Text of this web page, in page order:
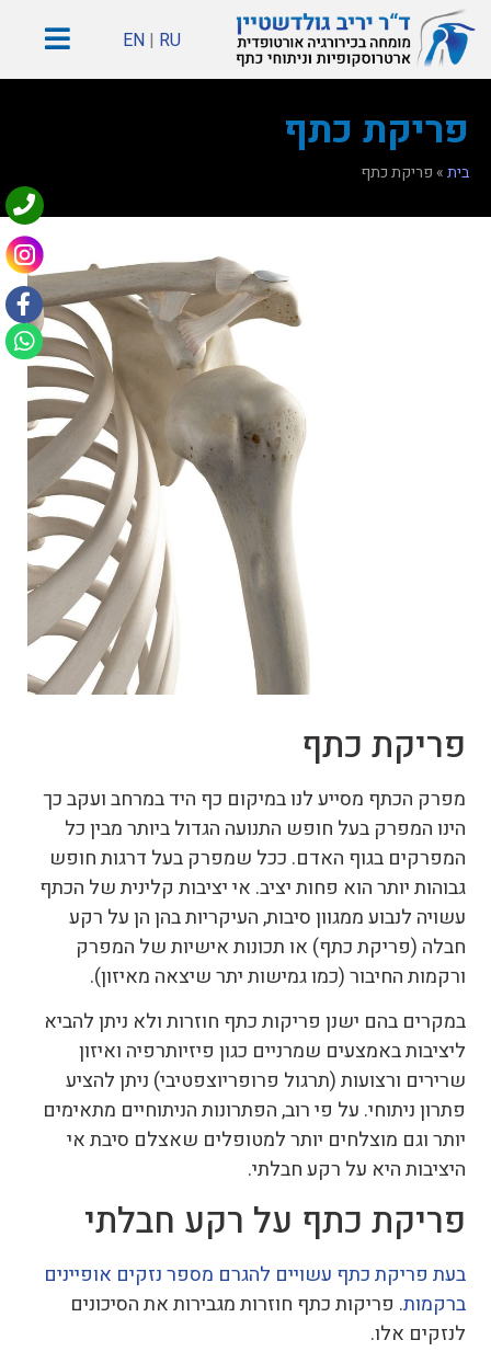
EN| RU
פריקת כתף
בית» פריקת כתף
פריקת כתף
מפרק הכתף מסייע לנו במיקום כף היד במרחב ועקב כך
הינו המפרק בעל חופש התנועה הגדול ביותר מבין כל
המפרקים בגוף האדם. ככל שמפרק בעל דרגות חופש
גבוהות יותר הוא פחות יציב. אי יציבות קלינית של הכתף
עשויה לנבוע ממגוון סיבות, העיקריות בהן הן על רקע
חבלה (פריקת כתף) או תכונות אישיות של המפרק
ורקמות החיבור (כמו גמישות יתר שיצאה מאיזון).
במקרים בהם ישנן פריקות כתף חוזרות ולא ניתן להביא
ליציבות באמצעים שמרניים כגון פיזיותרפיה ואיזון
שרירים ורצועות (תרגול פרופריוצפטיבי) ניתן להציע
פתרון ניתוחי. על פי רוב, הפתרונות הניתוחיים מתאימים
יותר וגם מוצלחים יותר למטופלים שאצלם סיבת אי
היציבות היא על רקע חבלתי.
פריקת כתף על רקע חבלתי
בעת פריקת כתף עשויים להגרם מספר נזקים אופיינים
ברקמות. פריקות כתף חוזרות מגבירות את הסיכונים
לנזקים אלו.